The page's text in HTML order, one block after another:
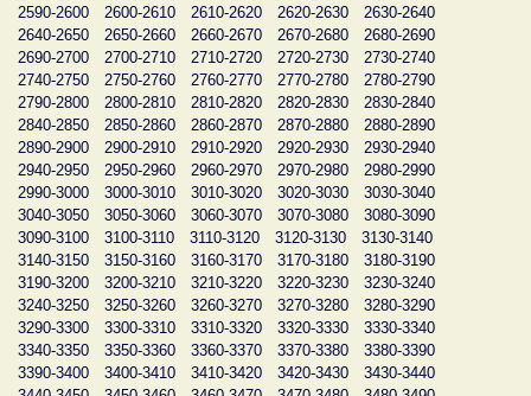
2590-2600
2600-2610 2610-2620 2620-2630
2630-2640
2640-2650
2650-2660 2660-2670 2670-2680
2680-2690
2690-2700
2700-2710 2710-2720 2720-2730
2730-2740
2740-2750
2750-2760 2760-2770 2770-2780
2780-2790
2790-2800
2800-2810 2810-2820 2820-2830
2830-2840
2840-2850
2850-2860 2860-2870 2870-2880
2880-2890
2890-2900
2900-2910 2910-2920 2920-2930
2930-2940
2940-2950
2950-2960 2960-2970 2970-2980
2980-2990
2990-3000
3000-3010 3010-3020 3020-3030
3030-3040
3040-3050
3050-3060 3060-3070 3070-3080
3080-3090
3090-3100
3100-3110 3110-3120 3120-3130
3130-3140
3140-3150
3150-3160 3160-3170 3170-3180
3180-3190
3190-3200
3200-3210 3210-3220 3220-3230
3230-3240
3240-3250
3250-3260 3260-3270 3270-3280
3280-3290
3290-3300
3300-3310 3310-3320 3320-3330
3330-3340
3340-3350
3350-3360 3360-3370 3370-3380
3380-3390
3390-3400
3400-3410 3410-3420 3420-3430
3430-3440